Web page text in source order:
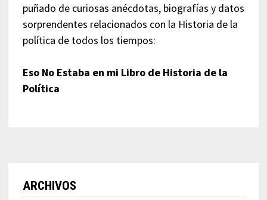
puñado de curiosas anécdotas, biografías y datos
sorprendentes relacionados con la Historia de la
política de todos los tiempos:
Eso No Estaba en mi Libro de Historia de la
Política
ARCHIVOS